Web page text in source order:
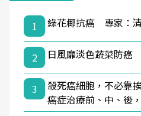
1 綠花椰抗癌 專家：
2 日風靡淡色蔬菜防癌
3
殺死癌細胞，不必靠
癌症治療前、中、後